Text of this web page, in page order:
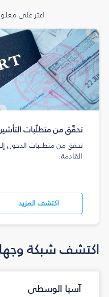
اعثر على
تحقّق من متطلّبات
تحقق من متطلبات الدخول
القادمة.
اكتشف المزيد
اكتشف شبكة
آسيا الوسطى